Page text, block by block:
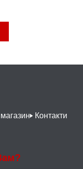
Контакти